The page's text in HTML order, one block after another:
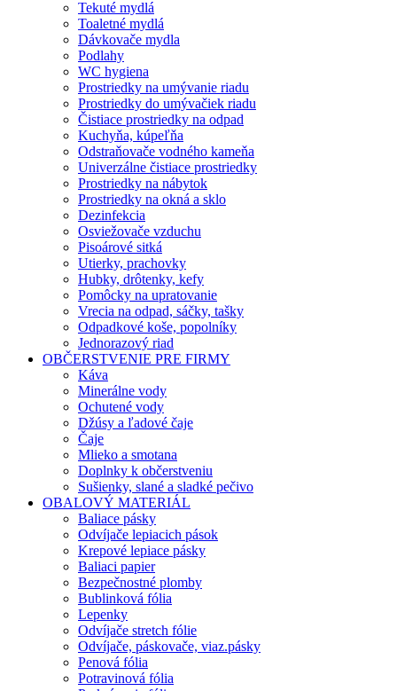
Tekuté mydlá
Toaletné mydlá
Dávkovače mydla
Podlahy
WC hygiena
Prostriedky na umývanie riadu
Prostriedky do umývačiek riadu
Čistiace prostriedky na odpad
Kuchyňa, kúpeľňa
Odstraňovače vodného kameňa
Univerzálne čistiace prostriedky
Prostriedky na nábytok
Prostriedky na okná a sklo
Dezinfekcia
Osviežovače vzduchu
Pisoárové sitká
Utierky, prachovky
Hubky, drôtenky, kefy
Pomôcky na upratovanie
Vrecia na odpad, sáčky, tašky
Odpadkové koše, popolníky
Jednorazový riad
OBČERSTVENIE PRE FIRMY
Káva
Minerálne vody
Ochutené vody
Džúsy a ľadové čaje
Čaje
Mlieko a smotana
Doplnky k občerstveniu
Sušienky, slané a sladké pečivo
OBALOVÝ MATERIÁL
Baliace pásky
Odvíjače lepiacich pások
Krepové lepiace pásky
Baliaci papier
Bezpečnostné plomby
Bublinková fólia
Lepenky
Odvíjače stretch fólie
Odvíjače, páskovače, viaz.pásky
Penová fólia
Potravinová fólia